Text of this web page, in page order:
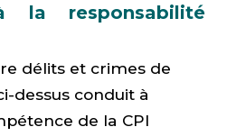
la responsabilité
délits et crimes de
dessus conduit à
de la CPI